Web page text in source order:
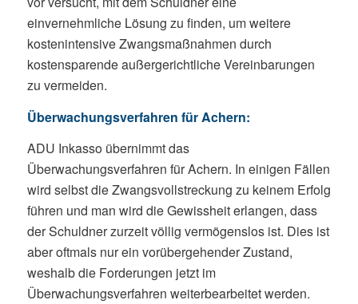
einvernehmliche Lösung zu finden, um weitere
kostenintensive Zwangsmaßnahmen durch
kostensparende außergerichtliche Vereinbarungen
zu vermeiden.
Überwachungsverfahren für Achern:
ADU Inkasso übernimmt das
Überwachungsverfahren für Achern. In einigen Fällen
wird selbst die Zwangsvollstreckung zu keinem Erfolg
führen und man wird die Gewissheit erlangen, dass
der Schuldner zurzeit völlig vermögenslos ist. Dies ist
aber oftmals nur ein vorübergehender Zustand,
weshalb die Forderungen jetzt im
Überwachungsverfahren weiterbearbeitet werden.